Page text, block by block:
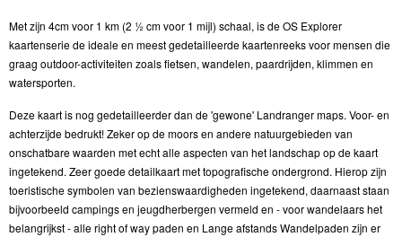
Met zijn 4cm voor 1 km (2 ½ cm voor 1 mijl) schaal, is de OS Explorer
kaartenserie de ideale en meest gedetailleerde kaartenreeks voor mensen die
graag outdoor-activiteiten zoals fietsen, wandelen, paardrijden, klimmen en
watersporten.
Deze kaart is nog gedetailleerder dan de 'gewone' Landranger maps. Voor- en
achterzijde bedrukt! Zeker op de moors en andere natuurgebieden van
onschatbare waarden met echt alle aspecten van het landschap op de kaart
ingetekend. Zeer goede detailkaart met topografische ondergrond. Hierop zijn
toeristische symbolen van bezienswaardigheden ingetekend, daarnaast staan
bijvoorbeeld campings en jeugdherbergen vermeld en - voor wandelaars het
belangrijkst - alle right of way paden en Lange afstands Wandelpaden zijn er